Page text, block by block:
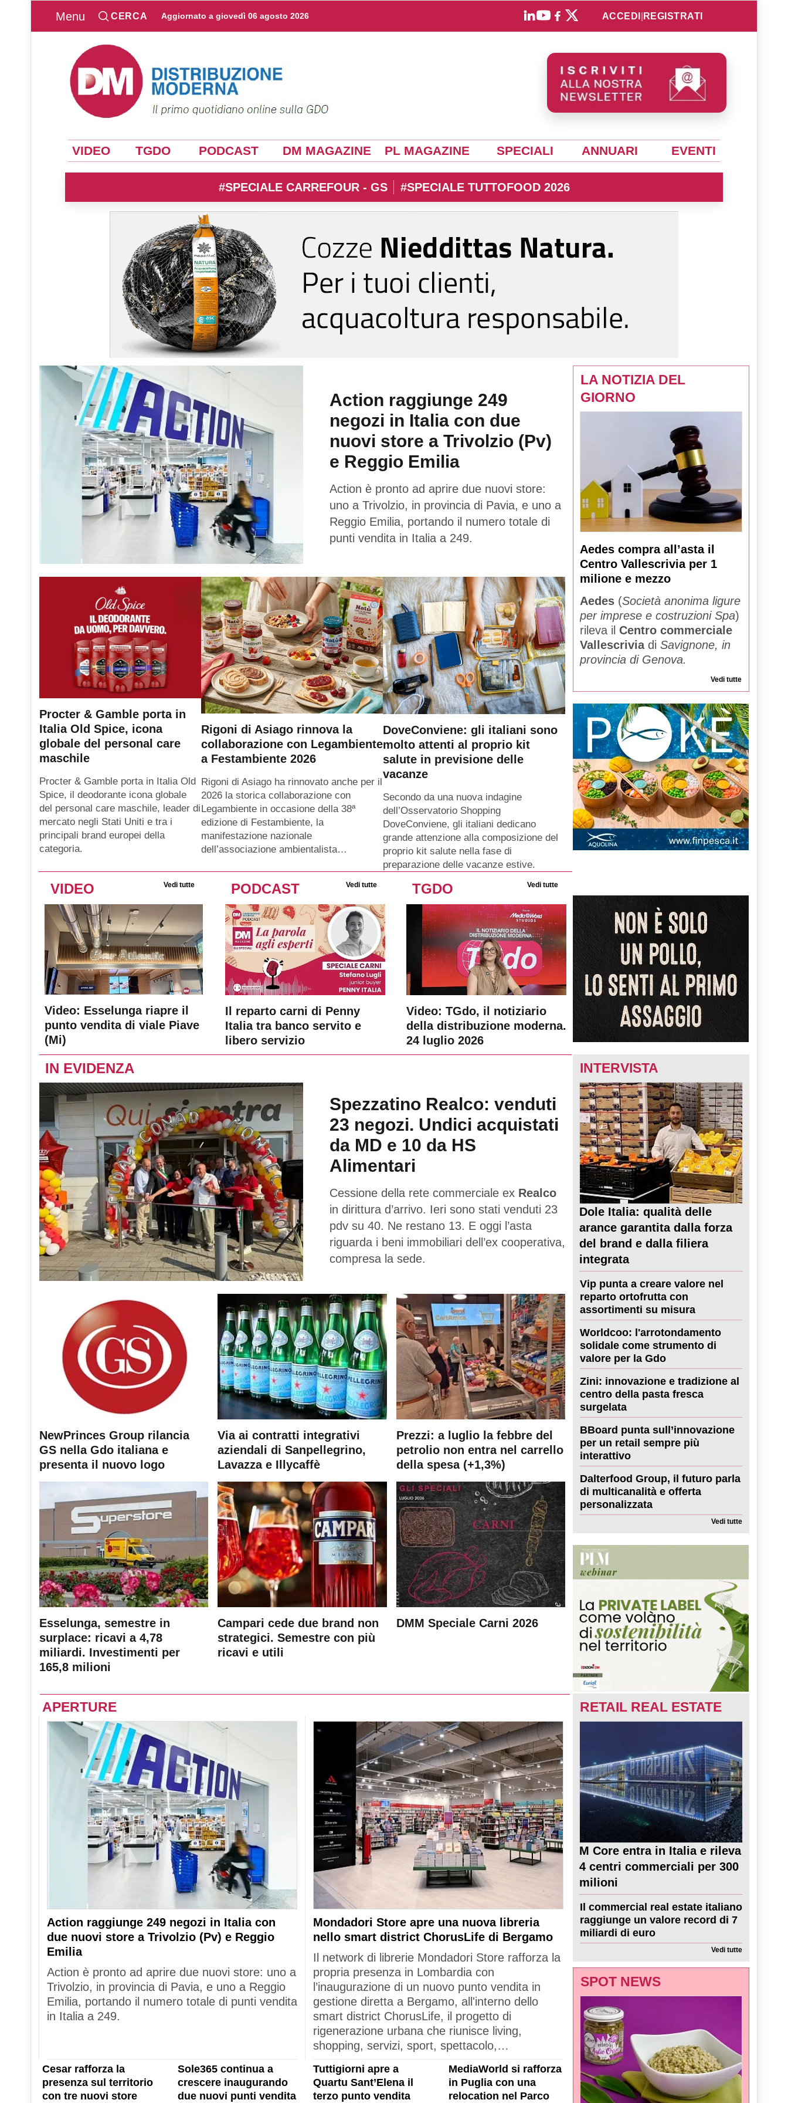
Menu CERCA Aggiornato a giovedì 06 agosto 2026 ACCEDI REGISTRATI
VIDEO TGDO PODCAST DM MAGAZINE PL MAGAZINE SPECIALI ANNUARI EVENTI
#SPECIALE CARREFOUR - GS #SPECIALE TUTTOFOOD 2026
Action raggiunge 249
negozi in Italia con due
nuovi store a Trivolzio (Pv)
e Reggio Emilia
Action è pronto ad aprire due nuovi store:
uno a Trivolzio, in provincia di Pavia, e uno a
Reggio Emilia, portando il numero totale di
punti vendita in Italia a 249.
Procter & Gamble porta in
Italia Old Spice, icona
globale del personal care
maschile
Procter & Gamble porta in Italia Old
Spice, il deodorante icona globale
del personal care maschile, leader di
mercato negli Stati Uniti e tra i
principali brand europei della
categoria.
Rigoni di Asiago rinnova la
collaborazione con Legambiente
a Festambiente 2026
Rigoni di Asiago ha rinnovato anche per il
2026 la storica collaborazione con
Legambiente in occasione della 38ª
edizione di Festambiente, la
manifestazione nazionale
dell’associazione ambientalista…
DoveConviene: gli italiani sono
molto attenti al proprio kit
salute in previsione delle
vacanze
Secondo da una nuova indagine
dell’Osservatorio Shopping
DoveConviene, gli italiani dedicano
grande attenzione alla composizione del
proprio kit salute nella fase di
preparazione delle vacanze estive.
LA NOTIZIA DEL
GIORNO
Aedes compra all’asta il
Centro Vallescrivia per 1
milione e mezzo
Aedes (Società anonima ligure
per imprese e costruzioni Spa)
rileva il Centro commerciale
Vallescriviadi Savignone, in
provincia di Genova.
Vedi tutte
VIDEO Vedi tutte
Video: Esselunga riapre il
punto vendita di viale Piave
(Mi)
PODCAST Vedi tutte
Il reparto carni di Penny
Italia tra banco servito e
libero servizio
TGDO Vedi tutte
Video: TGdo, il notiziario
della distribuzione moderna.
24 luglio 2026
IN EVIDENZA
Spezzatino Realco: venduti
23 negozi. Undici acquistati
da MD e 10 da HS
Alimentari
Cessione della rete commerciale ex Realco
in dirittura d’arrivo. Ieri sono stati venduti 23
pdv su 40. Ne restano 13. E oggi l’asta
riguarda i beni immobiliari dell’ex cooperativa,
compresa la sede.
NewPrinces Group rilancia
GS nella Gdo italiana e
presenta il nuovo logo
Via ai contratti integrativi
aziendali di Sanpellegrino,
Lavazza e Illycaffè
Prezzi: a luglio la febbre del
petrolio non entra nel carrello
della spesa (+1,3%)
Esselunga, semestre in
surplace: ricavi a 4,78
miliardi. Investimenti per
165,8 milioni
Campari cede due brand non
strategici. Semestre con più
ricavi e utili
DMM Speciale Carni 2026
INTERVISTA
Dole Italia: qualità delle
arance garantita dalla forza
del brand e dalla filiera
integrata
Vip punta a creare valore nel
reparto ortofrutta con
assortimenti su misura
Worldcoo: l'arrotondamento
solidale come strumento di
valore per la Gdo
Zini: innovazione e tradizione al
centro della pasta fresca
surgelata
BBoard punta sull’innovazione
per un retail sempre più
interattivo
Dalterfood Group, il futuro parla
di multicanalità e offerta
personalizzata
Vedi tutte
APERTURE
Action raggiunge 249 negozi in Italia con
due nuovi store a Trivolzio (Pv) e Reggio
Emilia
Action è pronto ad aprire due nuovi store: uno a
Trivolzio, in provincia di Pavia, e uno a Reggio
Emilia, portando il numero totale di punti vendita
in Italia a 249.
Mondadori Store apre una nuova libreria
nello smart district ChorusLife di Bergamo
Il network di librerie Mondadori Store rafforza la
propria presenza in Lombardia con
l’inaugurazione di un nuovo punto vendita in
gestione diretta a Bergamo, all'interno dello
smart district ChorusLife, il progetto di
rigenerazione urbana che riunisce living,
shopping, servizi, sport, spettacolo,…
Cesar rafforza la
presenza sul territorio
con tre nuovi store
Sole365 continua a
crescere inaugurando
due nuovi punti vendita
Tuttigiorni apre a
Quartu Sant’Elena il
terzo punto vendita
MediaWorld si rafforza
in Puglia con una
relocation nel Parco
RETAIL REAL ESTATE
M Core entra in Italia e rileva
4 centri commerciali per 300
milioni
Il commercial real estate italiano
raggiunge un valore record di 7
miliardi di euro
Vedi tutte
SPOT NEWS